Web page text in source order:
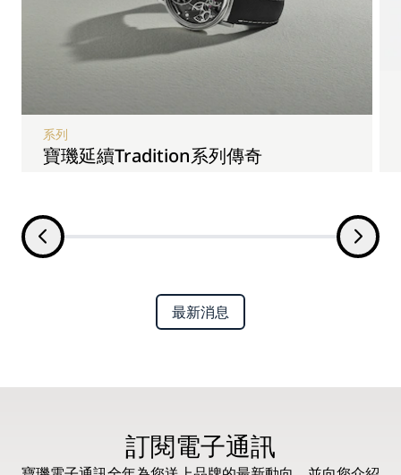
寶璣延續Tradition系列傳奇
系列
最新消息
訂閱電子通訊